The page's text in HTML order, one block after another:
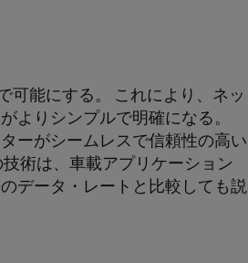
可能にする。 これにより、ネッ
よりシンプルで明確になる。
ーがシームレスで信頼性の高い
術は、車載アプリケーション
データ・レートと比較しても説